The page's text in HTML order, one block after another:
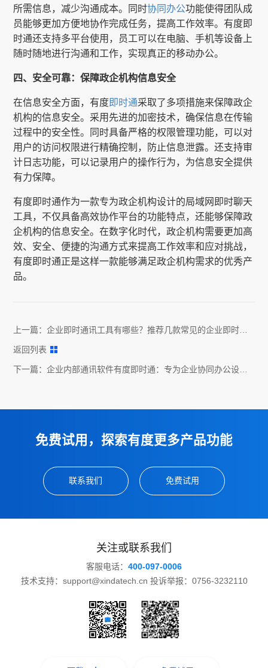
所需信息，减少沟通成本。同时协同办公功能使得团队成
员能够更加方便地协作完成任务，提高工作效率。有度即
时通还支持多平台使用，员工可以在电脑、手机等设备上
随时随地进行沟通和工作，实现真正的移动办公。
四、安全可靠：保障政企机构信息安全
在信息安全方面，有度即时通采取了多项措施来保障政企
机构的信息安全。采用先进的加密技术，确保信息在传输
过程中的安全性。同时具备严格的权限管理功能，可以对
用户的访问权限进行精确控制，防止信息泄露。还支持审
计日志功能，可以记录用户的操作行为，为信息安全提供
有力保障。
有度即时通作为一款专为政企机构设计的局域网即时聊天
工具，不仅具备高效协作平台的功能特点，还能够保障政
企机构的信息安全。在数字化时代，政企机构需要更加高
效、安全、便捷的沟通方式来提高工作效率和应对挑战，
有度即时通正是这样一款能够满足政企机构需求的优秀产
品。
上一篇：企业即时通讯工具有哪些？推荐几款常见的企业即时通
返回列表
下一篇：企业内部通讯软件有度即时通：专为企业协同办公设计
免费试用，探索有度更多产品功能
联系我们 免费试用
关注或联系我们
客服电话： 400-097-0006
技术支持：support@xindatech.cn 投诉举报：0756-3232110